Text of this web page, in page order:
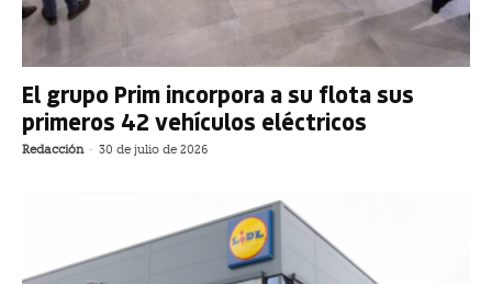
El grupo Prim incorpora a su flota sus
primeros 42 vehículos eléctricos
Redacción - 30 de julio de 2026